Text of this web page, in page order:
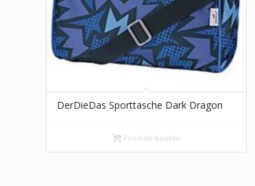
DerDieDas Sporttasche Dark Dragon
Produkt kaufen